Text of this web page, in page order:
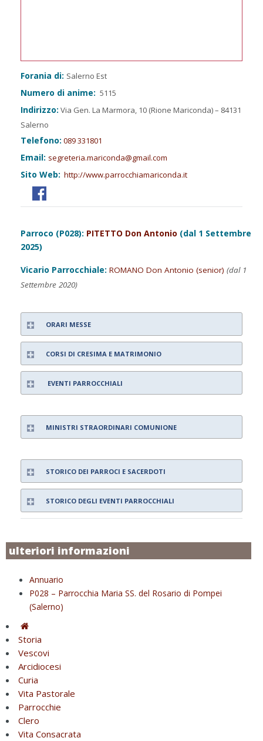
Forania di: Salerno Est
Numero di anime: 5115
Indirizzo: Via Gen. La Marmora, 10 (Rione Mariconda) – 84131
Salerno
Telefono: 089 331801
Email: segreteria.mariconda@gmail.com
Sito Web: http://www.parrocchiamariconda.it
Parroco (P028): PITETTO Don Antonio (dal 1 Settembre
2025)
Vicario Parrocchiale: ROMANO Don Antonio (senior) (dal 1
Settembre 2020)
ORARI MESSE
CORSI DI CRESIMA E MATRIMONIO
EVENTI PARROCCHIALI
MINISTRI STRAORDINARI COMUNIONE
STORICO DEI PARROCI E SACERDOTI
STORICO DEGLI EVENTI PARROCCHIALI
ulteriori informazioni
Annuario
P028 – Parrocchia Maria SS. del Rosario di Pompei
(Salerno)
Storia
Vescovi
Arcidiocesi
Curia
Vita Pastorale
Parrocchie
Clero
Vita Consacrata